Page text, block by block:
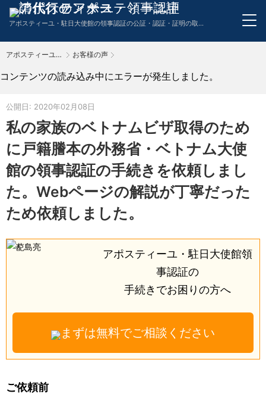
アポスティーユ・駐日大使館の領事認証の公証・認証・証明の取得申請代行のワンストップサービス。英語・スペイン語・中国語・ドイツ語・フランス語・イタリア語・韓国語の翻訳も代行。
アポスティーユ申請代行センター TOP
お客様の声
コンテンツの読み込み中にエラーが発生しました。
公開日: 2020年02月08日
私の家族のベトナムビザ取得のため
に戸籍謄本の外務省・ベトナム大使
館の領事認証の手続きを依頼しまし
た。Webページの解説が丁寧だった
ため依頼しました。
アポスティーユ・駐日大使館領
事認証の
手続きでお困りの方へ
まずは無料でご相談ください
ご依頼前